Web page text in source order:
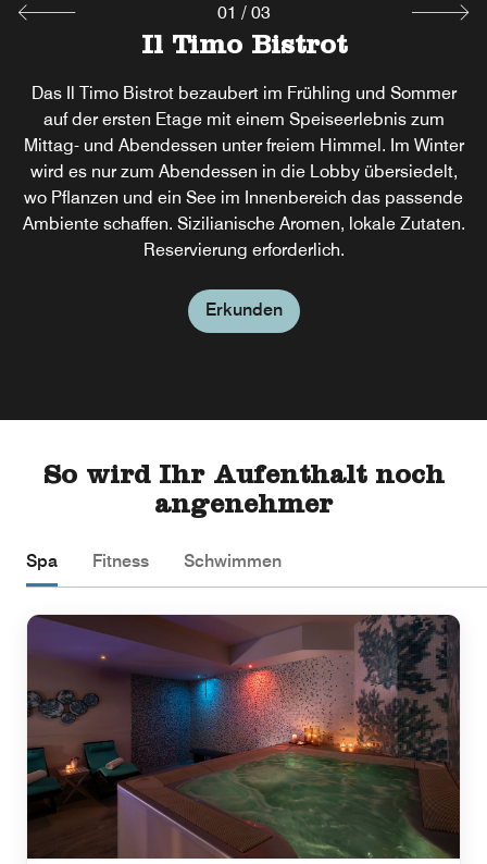
Il Timo Bistrot
Das Il Timo Bistrot bezaubert im Frühling und Sommer
auf der ersten Etage mit einem Speiseerlebnis zum
Mittag- und Abendessen unter freiem Himmel. Im Winter
wird es nur zum Abendessen in die Lobby übersiedelt,
wo Pflanzen und ein See im Innenbereich das passende
Ambiente schaffen. Sizilianische Aromen, lokale Zutaten.
Reservierung erforderlich.
Erkunden
Il Melograno Lobby Bar
Il Melograno Lobby Bar is a modern and cozy place at
lobby floor with 50' led tvscreen for sports channels. Enjoy
free time and relax from lunch to aperitivo and dinner or to
sip a Sicilian Best Brews beer or an evergreen cocktail
Erkunden
01 / 03
So wird Ihr Aufenthalt noch
angenehmer
Spa Fitness Schwimmen